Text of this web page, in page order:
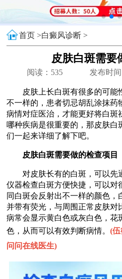
首页 >白癜风诊断 >
皮肤白斑需要
阅读： 535 发布时间
皮肤上长白斑有很多的可能
不一样的，患者切忌胡乱涂抹药
病情对症医治，才能更好将白斑
哪种疾病是很重要的，那皮肤白
们一起来详细了解下吧。
皮肤白斑需要做的检查项目
对皮肤长有的白斑，可以先
仪器检查白斑方便快捷，可以对
同白斑会反射出不一样的颜色
并带有荧光，与周围正常皮肤对
病常会显示黄白色或灰白色，花
色，从而可以有效判断病情。(
问问在线医生)